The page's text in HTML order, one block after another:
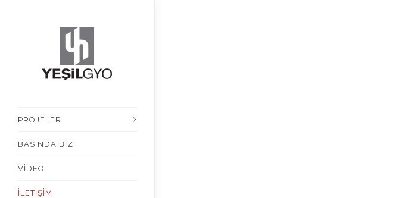
PROJELER
BASINDA BİZ
VİDEO
İLETİŞİM